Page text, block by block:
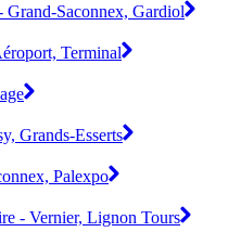
Grand-Saconnex, Gardiol
Terminal
Grands-Esserts
Palexpo
- Vernier, Lignon Tours